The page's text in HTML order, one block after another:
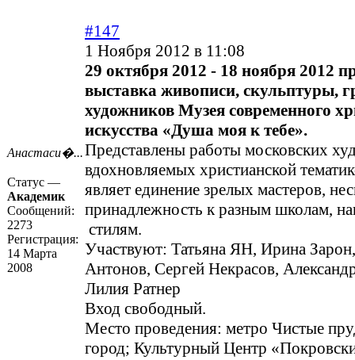
Анастаси�...
Статус —
Академик
Сообщений:
2273
Регистрация:
14 Марта
2008
#147
1 Ноября 2012 в 11:08
29 октября 2012 - 18 ноября 2012
выставка живописи, скульптуры,
художников Музея современного
искусства «Душа моя к тебе».
Представлены работы московских
вдохновляемых христианской
являет единение зрелых мастеров,
принадлежность к разным школам,
стилям.
Участвуют: Татьяна ЯН, Ирина
Антонов, Сергей Некрасов,
Лилия Ратнер
Вход свободный.
Место проведения: метро Чистые
город; Культурный Центр